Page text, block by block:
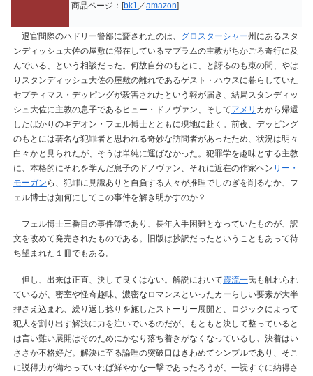
商品ページ：[bk1 ／amazon]
退官間際のハドリー警部に齎されたのは、 グロスターシャー州にあるスタ
ンディッシュ大佐の屋敷に滞在しているマプラムの主教がちかごろ奇行に及
んでいる、という相談だった。何故自分のもとに、と訝るのも束の間、やは
りスタンディッシュ大佐の屋敷の離れであるゲスト・ハウスに暮らしていた
セプティマス・デッピングが殺害されたという報が届き、結局スタンディッ
シュ大佐に主教の息子であるヒュー・ドノヴァン、そしてアメリ カから帰還
したばかりのギデオン・フェル博士とともに現地に赴く。前夜、デッピング
のもとには著名な犯罪者と思われる奇妙な訪問者があったため、状況は明々
白々かと見られたが、そうは単純に運ばなかった。犯罪学を趣味とする主教
に、本格的にそれを学んだ息子のドノヴァン、それに近在の作家ヘン リー・
モーガン ら、犯罪に見識ありと自負する人々が推理でしのぎを削るなか、フ
ェル博士は如何にしてこの事件を解き明かすのか？
フェル博士三番目の事件簿であり、長年入手困難となっていたものが、訳
文を改めて発売されたものである。旧版は抄訳だったということもあって待
ち望まれた１冊でもある。
但し、出来は正直、決して良くはない。解説において霞流一氏も触れられ
ているが、密室や怪奇趣味、濃密なロマンスといったカーらしい要素が大半
押さえ込まれ、繰り返し捻りを施したストーリー展開と、ロジックによって
犯人を割り出す解決に力を注いでいるのだが、もともと決して整っていると
は言い難い展開はそのためにかなり落ち着きがなくなっているし、決着はい
ささか不格好だ。解決に至る論理の突破口はきわめてシンプルであり、そこ
に説得力が備わっていれば鮮やかな一撃であったろうが、一読すぐに納得さ